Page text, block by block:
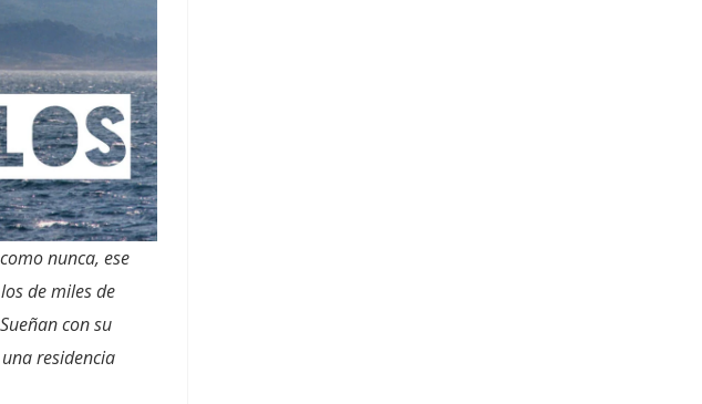
nunca, ese
de miles de
con su
residencia